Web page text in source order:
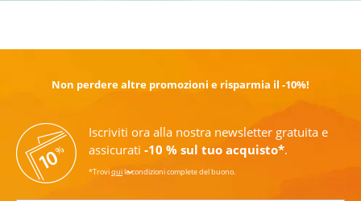
Non perdere altre promozioni e risparmia il -10%!
Iscriviti ora alla nostra newsletter gratuita e
assicurati -10 % sul tuo acquisto*.
*Troviquile condizioni complete del buono.